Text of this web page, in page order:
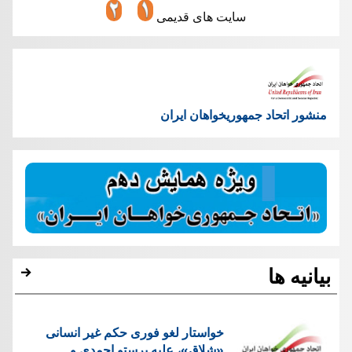
سایت های قدیمی
منشور اتحاد جمهوریخواهان ایران
بیانیه ها
خواستار لغو فوری حکم غیر انسانی